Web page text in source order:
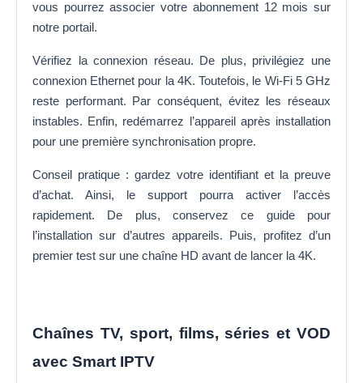
vous pourrez associer votre abonnement 12 mois sur
notre portail.
Vérifiez la connexion réseau. De plus, privilégiez une
connexion Ethernet pour la 4K. Toutefois, le Wi‑Fi 5 GHz
reste performant. Par conséquent, évitez les réseaux
instables. Enfin, redémarrez l’appareil après installation
pour une première synchronisation propre.
Conseil pratique : gardez votre identifiant et la preuve
d’achat. Ainsi, le support pourra activer l’accès
rapidement. De plus, conservez ce guide pour
l’installation sur d’autres appareils. Puis, profitez d’un
premier test sur une chaîne HD avant de lancer la 4K.
Chaînes TV, sport, films, séries et VOD
avec Smart IPTV